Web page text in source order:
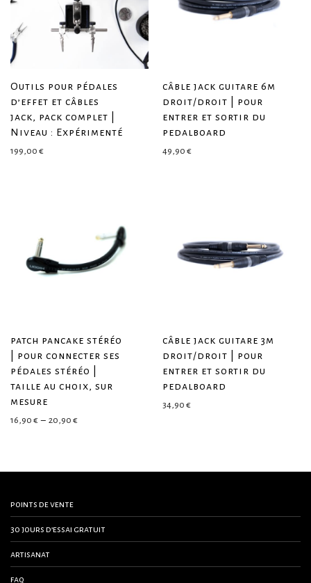
Outils pour pédales
d’effet et câbles
jack, pack complet |
Niveau : Expérimenté
199,00 €
câble jack guitare 6m
droit/droit | pour
entrer et sortir du
pedalboard
49,90 €
patch pancake stéréo
| pour connecter ses
pédales stéréo |
taille au choix, sur
mesure
16,90 € – 20,90 €Plage de prix : 16,90 € à 20,90 €
câble jack guitare 3m
droit/droit | pour
entrer et sortir du
pedalboard
34,90 €
points de vente
30 jours d’essai gratuit
artisanat
faq